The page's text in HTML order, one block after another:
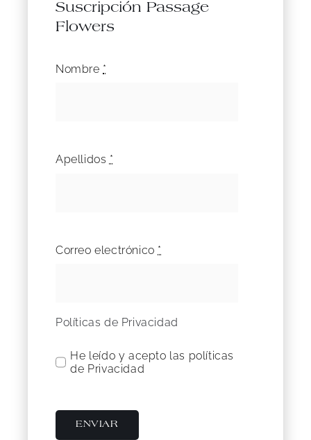
Suscripción Passage
Flowers
Nombre *
Apellidos *
Correo electrónico *
Políticas de Privacidad
He leído y acepto las políticas
de Privacidad
ENVIAR